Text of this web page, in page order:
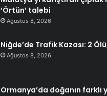
‘Örtün’ talebi
Ağustos 8, 2026
Niğde’de Trafik Kazası: 2
Ağustos 8, 2026
Ormanya’da doğanın farklı